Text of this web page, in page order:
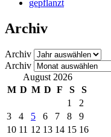
gepflanzt
Archiv
Archiv
Archiv
August 2026
M D M D F S
S
1
2
3
4 5 6 7 8
9
10 11 12 13 14 15 16